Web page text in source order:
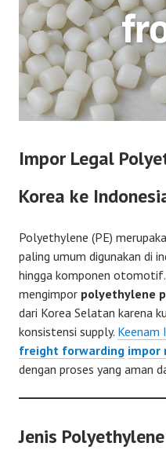
Impor Legal
Korea ke
Polyethylene (PE)
paling umum digunakan di
hingga komponen
mengimpor polyethylene
dari Korea Selatan karena
konsistensi supply.
freight forwarding impor
dengan proses yang aman
Jenis